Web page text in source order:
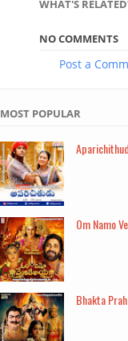
WHAT'S
NO COMMENTS
Post a
MOST POPULAR
Om Namo
Bhakta